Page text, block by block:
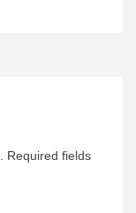
Required fields